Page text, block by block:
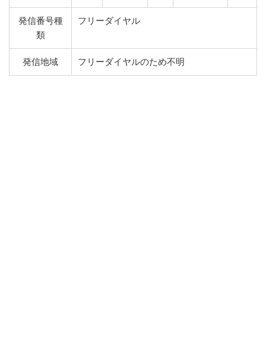
発信番号種
類
フリーダイヤル
発信地域 フリーダイヤルのため不明